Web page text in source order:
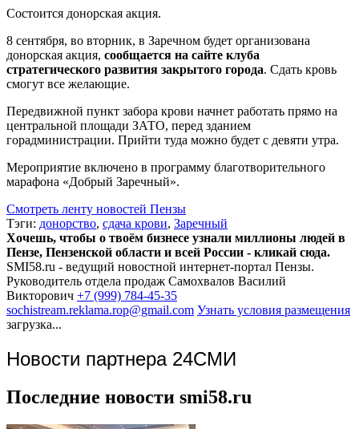
Состоится донорская акция.
8 сентября, во вторник, в Заречном будет организована
донорская акция, сообщается на сайте клуба
стратегического развития закрытого города. Сдать кровь
смогут все желающие.
Передвижной пункт забора крови начнет работать прямо на
центральной площади ЗАТО, перед зданием
горадминистрации. Прийти туда можно будет с девяти утра.
Мероприятие включено в программу благотворительного
марафона «Добрый Заречный».
Смотреть ленту новостей Пензы
Тэги: донорство, сдача крови, Заречный
Хочешь, чтобы о твоём бизнесе узнали миллионы людей в
Пензе, Пензенской области и всей России - кликай сюда.
SMI58.ru - ведущий новостной интернет-портал Пензы.
Руководитель отдела продаж Самохвалов Василий
Викторович +7 (999) 784-45-35
sochistream.reklama.rop@gmail.com Узнать условия размещения
загрузка...
Новости партнера 24СМИ
Последние новости smi58.ru